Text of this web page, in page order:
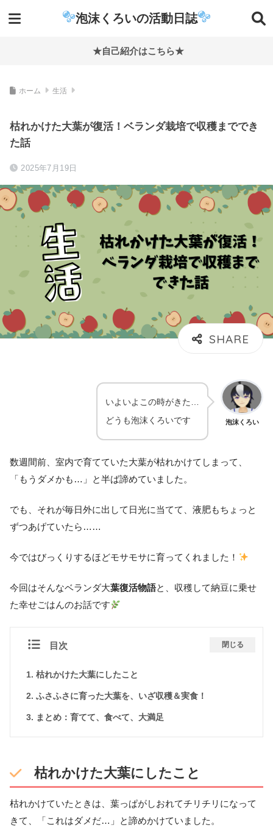
泡沫くろいの活動日誌
★自己紹介はこちら★
ホーム 生活
枯れかけた大葉が復活！ベランダ栽培で収穫まででき
た話
2025年7月19日
泡沫くろい
いよいよこの時がきた…
どうも泡沫くろいです
数週間前、室内で育てていた大葉が枯れかけてしまって、
「もうダメかも…」と半ば諦めていました。
でも、それが毎日外に出して日光に当てて、液肥もちょっと
ずつあげていたら……
今ではびっくりするほどモサモサに育ってくれました！
今回はそんなベランダ大葉復活物語と、収穫して納豆に乗せ
た幸せごはんのお話です
目次 閉じる
枯れかけた大葉にしたこと
ふさふさに育った大葉を、いざ収穫＆実食！
まとめ：育てて、食べて、大満足
枯れかけた大葉にしたこと
枯れかけていたときは、葉っぱがしおれてチリチリになって
きて、「これはダメだ…」と諦めかけていました。